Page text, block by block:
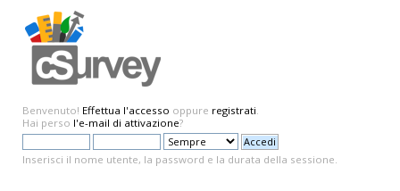
Benvenuto! Effettua l'accesso oppure registrati.
Hai perso l'e-mail di attivazione?
Inserisci il nome utente, la password e la durata della sessione.